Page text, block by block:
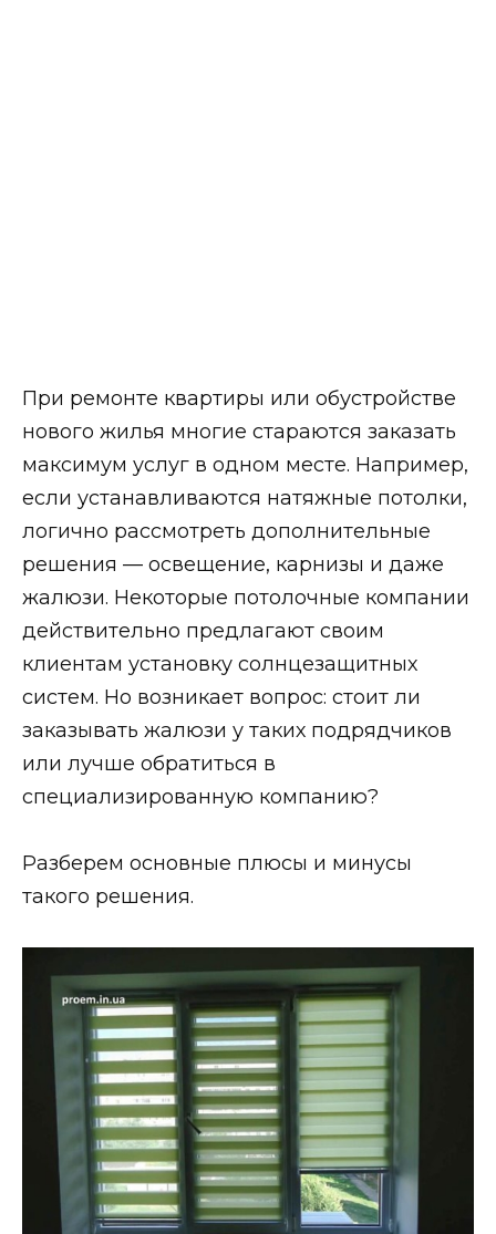
При ремонте квартиры или обустройстве
нового жилья многие стараются заказать
максимум услуг в одном месте. Например,
если устанавливаются натяжные потолки,
логично рассмотреть дополнительные
решения — освещение, карнизы и даже
жалюзи. Некоторые потолочные компании
действительно предлагают своим
клиентам установку солнцезащитных
систем. Но возникает вопрос: стоит ли
заказывать жалюзи у таких подрядчиков
или лучше обратиться в
специализированную компанию?
Разберем основные плюсы и минусы
такого решения.